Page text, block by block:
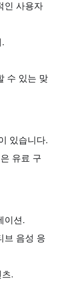
인 사용자
수 있는 맞
있습니다.
유료 구
이션.
브 음성 응
.